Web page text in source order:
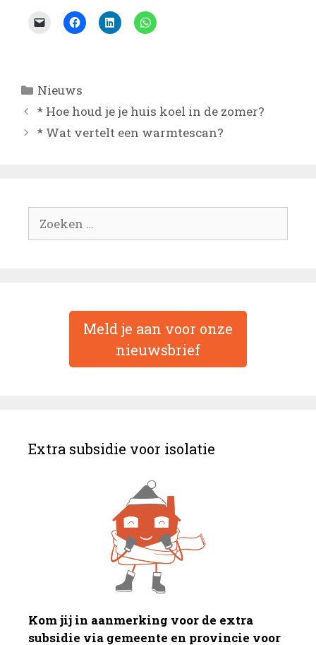
Categorieën
Nieuws
* Hoe houd je je huis koel in de zomer?
* Wat vertelt een warmtescan?
naar:
Meld je aan voor onze
nieuwsbrief
Extra subsidie voor isolatie
Kom jij in aanmerking voor de extra
subsidie via gemeente en provincie voor